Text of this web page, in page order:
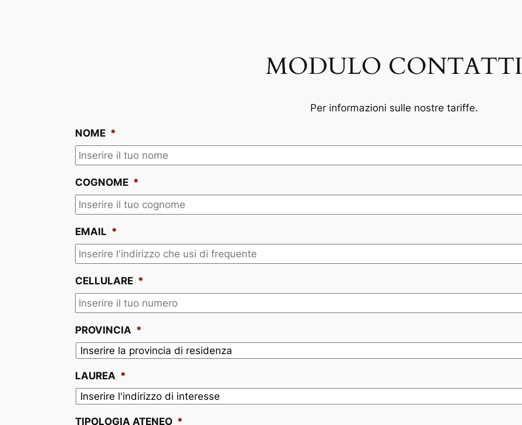
MODULO CONTATTI
Per informazioni sulle nostre tariffe.
NOME *
COGNOME *
EMAIL *
CELLULARE *
PROVINCIA *
LAUREA *
TIPOLOGIA ATENEO *